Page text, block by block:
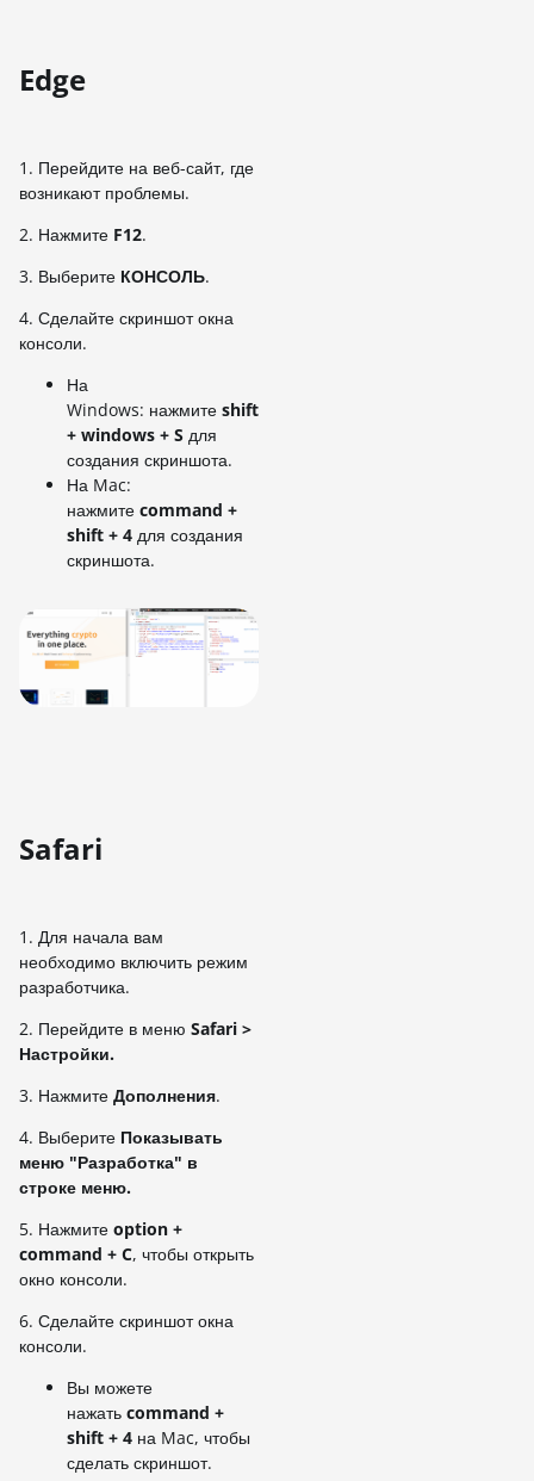
Edge
1. Перейдите на веб-сайт, где
возникают проблемы.
2. Нажмите F12.
3. Выберите КОНСОЛЬ.
4. Сделайте скриншот окна
консоли.
На
Windows: нажмите shift
+ windows + S для
создания скриншота.
На Mac:
нажмите command +
shift + 4 для создания
скриншота.
Safari
1. Для начала вам
необходимо включить режим
разработчика.
2. Перейдите в меню Safari >
Настройки.
3. Нажмите Дополнения.
4. Выберите Показывать
меню "Разработка" в
строке меню.
5. Нажмите option +
command + C, чтобы открыть
окно консоли.
6. Сделайте скриншот окна
консоли.
Вы можете
нажать command +
shift + 4 на Mac, чтобы
сделать скриншот.